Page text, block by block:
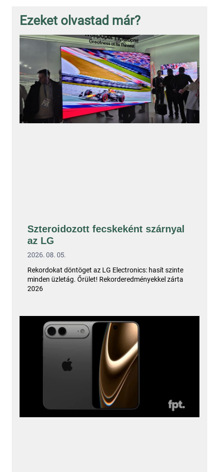
Ezeket olvastad már?
Szteroidozott fecskeként szárnyal
az LG
2026. 08. 05.
Rekordokat döntöget az LG Electronics: hasít szinte
minden üzletág. Őrület! Rekorderedményekkel zárta
2026